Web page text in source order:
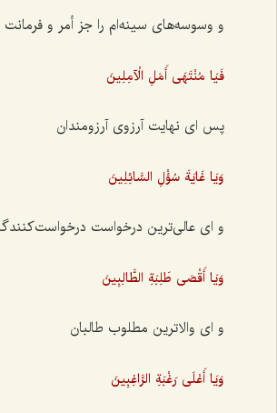
و وسوسه‌های سینه‌ام را جز أمر و فرمانت
فَيَا مُنْتَهَى أَمَلِ الْآمِلِينَ
پس ای نهایت آرزوی آرزومندان
وَيَا غَايَةَ سُؤْلِ السَّائِلِينَ
و ای عالی‌ترین درخواست
وَيَا أَقْصَى طَلِبَةِ الطَّالِبِينَ
و ای والاترین مطلوب طالبان
وَيَا أَعْلَى رَغْبَةِ الرَّاغِبِينَ